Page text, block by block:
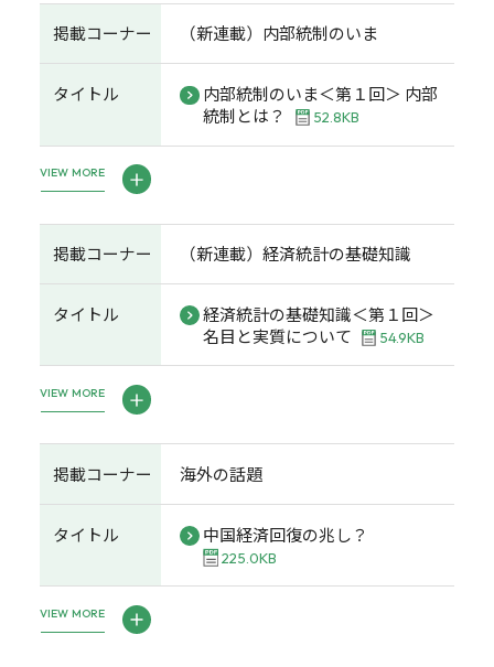
掲載コーナー （新連載）内部統制のいま
タイトル
内部統制のいま＜第１回＞ 内部
統制とは？
52.8KB
VIEW MORE
掲載コーナー （新連載）経済統計の基礎知識
タイトル
経済統計の基礎知識＜第１回＞
名目と実質について
54.9KB
VIEW MORE
掲載コーナー 海外の話題
タイトル 中国経済回復の兆し？
225.0KB
VIEW MORE